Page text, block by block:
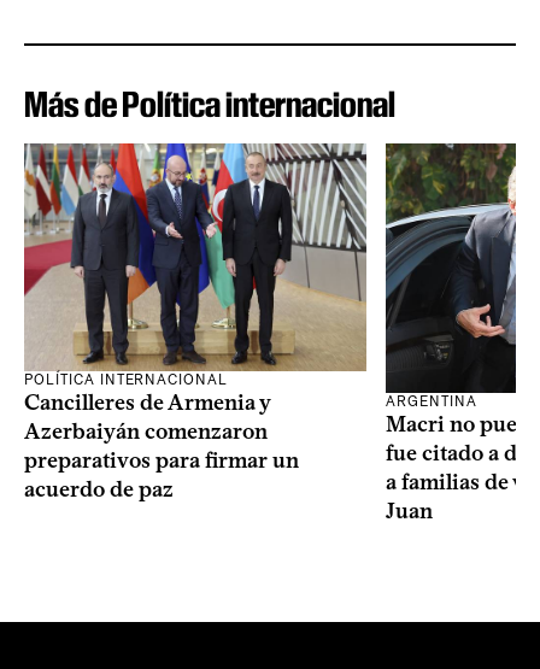
Más de Política internacional
POLÍTICA INTERNACIONAL
Cancilleres de Armenia y
Azerbaiyán comenzaron
preparativos para firmar un
acuerdo de paz
ARGENTINA
Macri no
fue citado a
a familias de
Juan